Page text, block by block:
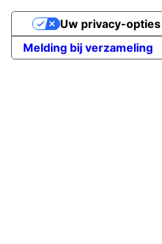
Melding bij verzameling
Uw privacy-opties